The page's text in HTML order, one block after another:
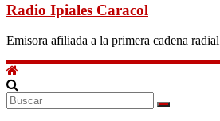
Radio Ipiales Caracol
Emisora afiliada a la primera cadena